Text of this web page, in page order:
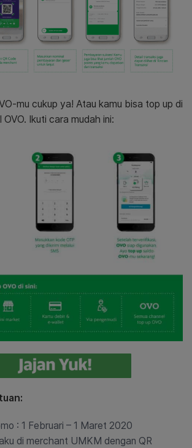
mu cukup ya! Atau kamu bisa top up di
Ikuti cara mudah ini:
: 1 Februari – 1 Maret 2020
di merchant UMKM dengan QR